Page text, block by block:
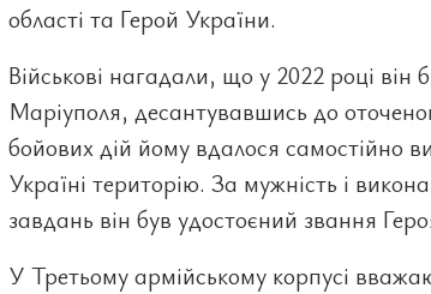
області та Герой України.
Військові нагадали, що у 2022 році він
Маріуполя, десантувавшись до
бойових дій йому вдалося самостійно
Україні територію. За мужність і
завдань він був удостоєний звання
У Третьому армійському корпусі